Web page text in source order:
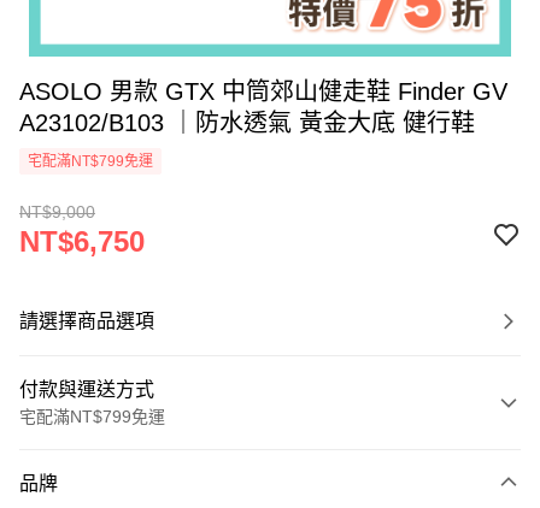
ASOLO 男款 GTX 中筒郊山健走鞋 Finder GV
A23102/B103 ｜防水透氣 黃金大底 健行鞋
宅配滿NT$799免運
NT$9,000
NT$6,750
請選擇商品選項
付款與運送方式
宅配滿NT$799免運
信用卡一次付款
品牌